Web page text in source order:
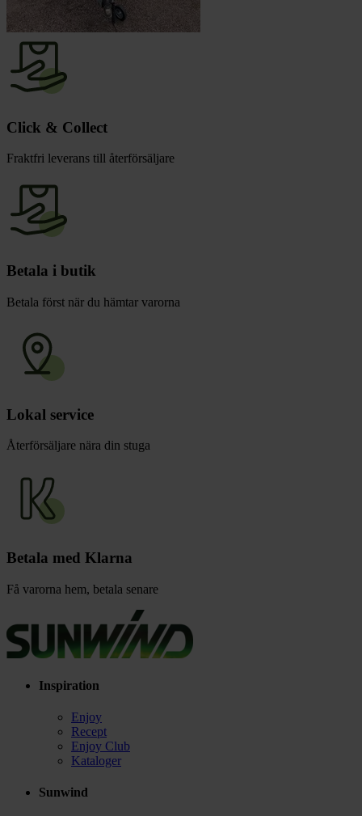
Click & Collect
Fraktfri leverans till återförsäljare
Betala i butik
Betala först när du hämtar varorna
Lokal service
Återförsäljare nära din stuga
Betala med Klarna
Få varorna hem, betala senare
Inspiration
Enjoy
Recept
Enjoy Club
Kataloger
Sunwind